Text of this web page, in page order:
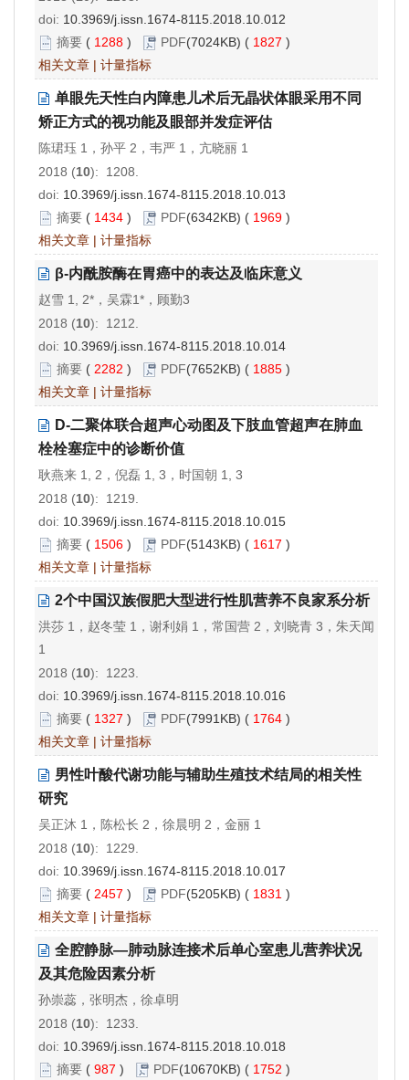
doi: 10.3969/j.issn.1674-8115.2018.10.012
摘要 ( 1288 ) PDF(7024KB) ( 1827 )
相关文章 | 计量指标
单眼先天性白内障患儿术后无晶状体眼采用不同
矫正方式的视功能及眼部并发症评估
陈珺珏 1，孙平 2，韦严 1，亢晓丽 1
2018 (10): 1208.
doi: 10.3969/j.issn.1674-8115.2018.10.013
摘要 ( 1434 ) PDF(6342KB) ( 1969 )
相关文章 | 计量指标
β-内酰胺酶在胃癌中的表达及临床意义
赵雪 1, 2*，吴霖1*，顾勤3
2018 (10): 1212.
doi: 10.3969/j.issn.1674-8115.2018.10.014
摘要 ( 2282 ) PDF(7652KB) ( 1885 )
相关文章 | 计量指标
D-二聚体联合超声心动图及下肢血管超声在肺血
栓栓塞症中的诊断价值
耿燕来 1, 2，倪磊 1, 3，时国朝 1, 3
2018 (10): 1219.
doi: 10.3969/j.issn.1674-8115.2018.10.015
摘要 ( 1506 ) PDF(5143KB) ( 1617 )
相关文章 | 计量指标
2个中国汉族假肥大型进行性肌营养不良家系分析
洪莎 1，赵冬莹 1，谢利娟 1，常国营 2，刘晓青 3，朱天闻
1
2018 (10): 1223.
doi: 10.3969/j.issn.1674-8115.2018.10.016
摘要 ( 1327 ) PDF(7991KB) ( 1764 )
相关文章 | 计量指标
男性叶酸代谢功能与辅助生殖技术结局的相关性
研究
吴正沐 1，陈松长 2，徐晨明 2，金丽 1
2018 (10): 1229.
doi: 10.3969/j.issn.1674-8115.2018.10.017
摘要 ( 2457 ) PDF(5205KB) ( 1831 )
相关文章 | 计量指标
全腔静脉—肺动脉连接术后单心室患儿营养状况
及其危险因素分析
孙崇蕊，张明杰，徐卓明
2018 (10): 1233.
doi: 10.3969/j.issn.1674-8115.2018.10.018
摘要 ( 987 ) PDF(10670KB) ( 1752 )